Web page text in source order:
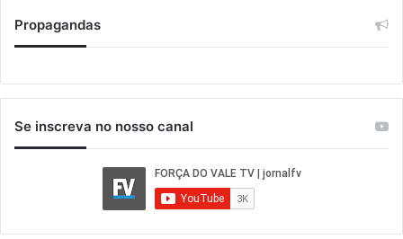
Propagandas
Se inscreva no nosso canal